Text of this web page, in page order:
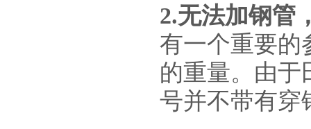
2.无法加钢管
有一个重要的
的重量。由于
号并不带有穿